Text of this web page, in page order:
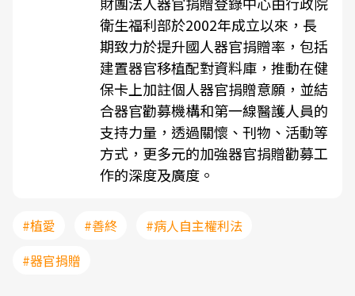
衛生福利部於2002年成立以來，長
期致力於提升國人器官捐贈率，包括
建置器官移植配對資料庫，推動在健
保卡上加註個人器官捐贈意願，並結
合器官勸募機構和第一線醫護人員的
支持力量，透過關懷、刊物、活動等
方式，更多元的加強器官捐贈勸募工
作的深度及廣度。
#植愛 #善終
#病人自主權利法
#器官捐贈